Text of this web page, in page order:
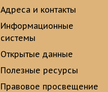
Адреса и контакты
Информационные
системы
Открытые данные
Полезные ресурсы
Правовое просвещение